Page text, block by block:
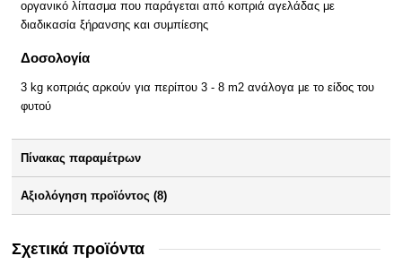
οργανικό λίπασμα που παράγεται από κοπριά αγελάδας με
διαδικασία ξήρανσης και συμπίεσης
Δοσολογία
3 kg κοπριάς αρκούν για περίπου 3 - 8 m2 ανάλογα με το είδος του
φυτού
Πίνακας παραμέτρων
Αξιολόγηση προϊόντος (8)
Σχετικά προϊόντα